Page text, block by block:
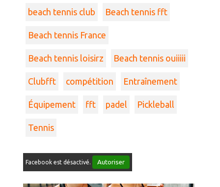
beach tennis club Beach tennis fft
Beach tennis France
Beach tennis loisirz Beach tennis ouiiiii
Clubfft compétition Entraînement
Équipement fft padel Pickleball
Tennis
Facebook est désactivé. Autoriser